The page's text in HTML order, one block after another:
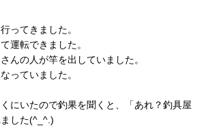
ってきました。
運転できました。
んの人が竿を出していました。
っていました。
にいたので釣果を聞くと、「あれ？釣具屋
した(^_^.)